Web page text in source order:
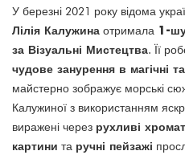
У березні 2021 року відома
Лілія Калужина отримала 1-
за Візуальні Мистецтва. Її
чудове занурення в магічні
майстерно зображує морські
Калужиної з використанням
виражені через рухливі
картини та ручні пейзажі